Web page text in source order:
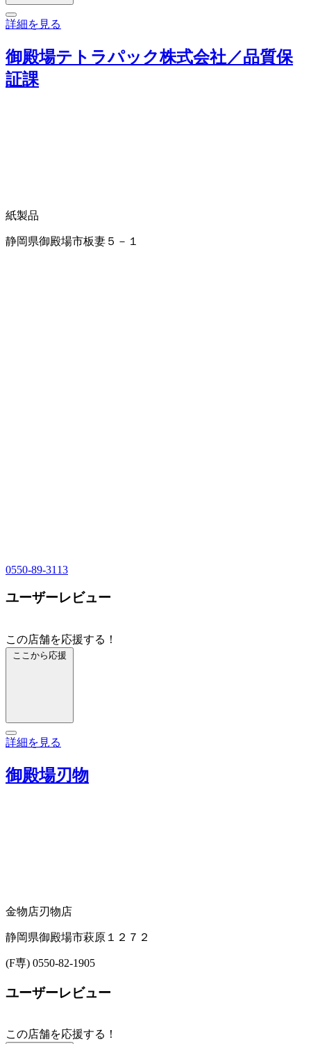
詳細を見る
御殿場テトラパック株式会社／品質保
証課
紙製品
静岡県御殿場市板妻５－１
0550-89-3113
ユーザーレビュー
この店舗を応援する！
ここから応援
詳細を見る
御殿場刃物
金物店刃物店
静岡県御殿場市萩原１２７２
(F専) 0550-82-1905
ユーザーレビュー
この店舗を応援する！